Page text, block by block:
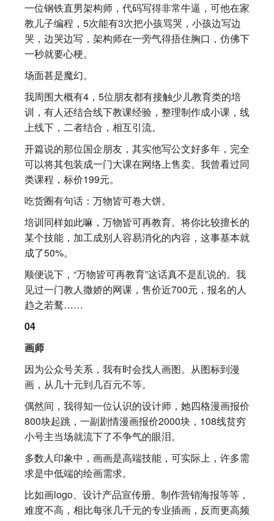
一位钢铁直男架构师，代码写得非常牛逼，可他在家
教儿子编程，5次能有3次把小孩骂哭，小孩边写边
哭，边哭边写，架构师在一旁气得捂住胸口，仿佛下
一秒就要心梗。
场面甚是魔幻。
我周围大概有4，5位朋友都有接触少儿教育类的培
训，有人还结合线下教课经验，整理制作成小课，线
上线下，二者结合，相互引流。
开篇说的那位国企朋友，其实他写公文好多年，完全
可以将其包装成一门大课在网络上售卖。我曾看过同
类课程，标价199元。
吃货圈有句话：万物皆可卷大饼。
培训同样如此嘛，万物皆可再教育。将你比较擅长的
某个技能，加工成别人容易消化的内容，这事基本就
成了50%。
顺便说下，“万物皆可再教育”这话真不是乱说的。我
见过一门教人撒娇的网课，售价近700元，报名的人
趋之若鹜……
04
画师
因为公众号关系，我有时会找人画图。从图标到漫
画，从几十元到几百元不等。
偶然间，我得知一位认识的设计师，她四格漫画报价
800块起跳，一副剧情漫画报价2000块，108线贫穷
小号主当场就流下了不争气的眼泪。
多数人印象中，画画是高端技能，可实际上，许多需
求是中低端的绘画需求。
比如画logo、设计产品宣传册、制作营销海报等等，
难度不高，相比每张几千元的专业插画，反而更高频